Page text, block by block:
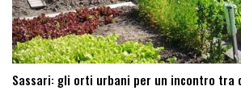
Sassari: ​gli orti urbani per un incontro tra